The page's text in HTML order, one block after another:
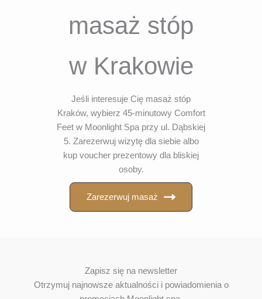
masaż stóp
w Krakowie
Jeśli interesuje Cię masaż stóp
Kraków, wybierz 45-minutowy Comfort
Feet w Moonlight Spa przy ul. Dąbskiej
5. Zarezerwuj wizytę dla siebie albo
kup voucher prezentowy dla bliskiej
osoby.
Zarezerwuj masaż
Zapisz się na newsletter
Otrzymuj najnowsze aktualności i powiadomienia o